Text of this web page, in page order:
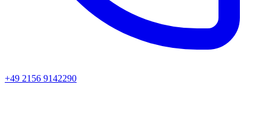
+49 2156 9142290